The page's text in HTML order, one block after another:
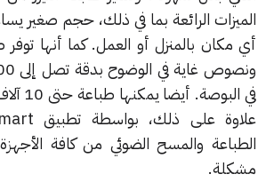
الرائعة بما في ذلك، حجم صغير يساعد
مكان بالمنزل أو العمل. كما أنها توفر طباعة
في البوصة. أيضا
والمسح الضوئي من كافة الأجهزة